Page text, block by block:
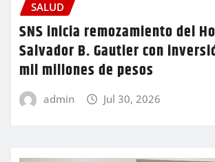
SALUD
SNS inicia remozamiento del
Salvador B. Gautier con
mil millones de pesos
admin Jul 30, 2026